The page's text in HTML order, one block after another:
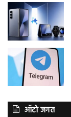
ऑटो जगत